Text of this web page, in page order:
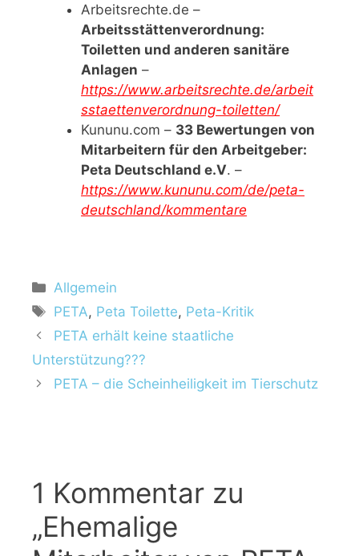
Arbeitsrechte.de –
Arbeitsstättenverordnung:
Toiletten und anderen sanitäre
Anlagen –
https://www.arbeitsrechte.de/arbeit
sstaettenverordnung-toiletten/
Kununu.com – 33 Bewertungen von
Mitarbeitern für den Arbeitgeber:
Peta Deutschland e.V. –
https://www.kununu.com/de/peta-
deutschland/kommentare
Allgemein
PETA, Peta Toilette, Peta-Kritik
PETA erhält keine staatliche
Unterstützung???
PETA – die Scheinheiligkeit im Tierschutz
1 Kommentar zu
„Ehemalige